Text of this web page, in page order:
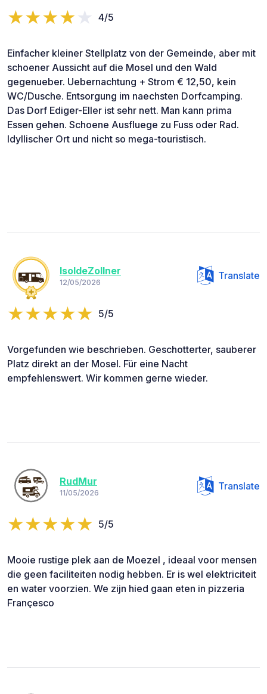
4/5
Einfacher kleiner Stellplatz von der Gemeinde, aber mit
schoener Aussicht auf die Mosel und den Wald
gegenueber. Uebernachtung + Strom € 12,50, kein
WC/Dusche. Entsorgung im naechsten Dorfcamping.
Das Dorf Ediger-Eller ist sehr nett. Man kann prima
Essen gehen. Schoene Ausfluege zu Fuss oder Rad.
Idyllischer Ort und nicht so mega-touristisch.
IsoldeZollner
12/05/2026
Translate
5/5
Vorgefunden wie beschrieben. Geschotterter, sauberer
Platz direkt an der Mosel. Für eine Nacht
empfehlenswert. Wir kommen gerne wieder.
RudMur
11/05/2026
Translate
5/5
Mooie rustige plek aan de Moezel , ideaal voor mensen
die geen faciliteiten nodig hebben. Er is wel elektriciteit
en water voorzien. We zijn hied gaan eten in pizzeria
Françesco